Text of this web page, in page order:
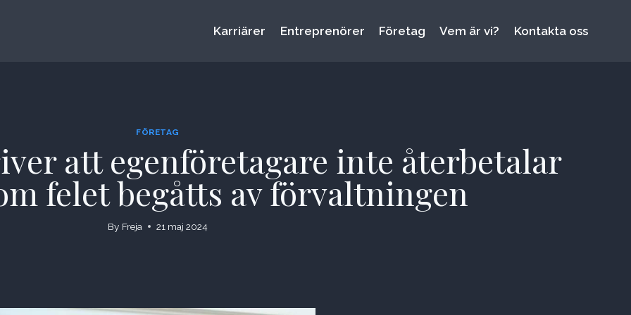
Karriärer Entreprenörer Företag Vem är vi? Kontakta oss
FÖRETAG
att egenföretagare inte återbetalar
felet begåtts av förvaltningen
By Freja 21 maj 2024